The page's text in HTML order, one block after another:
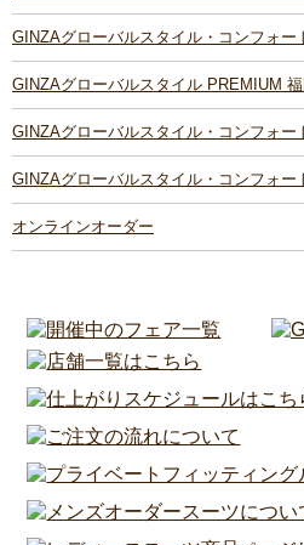
GINZAグローバルスタイル・コンフォー
GINZAグローバルスタイル PREMIUM
GINZAグローバルスタイル・コンフォー
GINZAグローバルスタイル・コンフォー
オンラインオーダー